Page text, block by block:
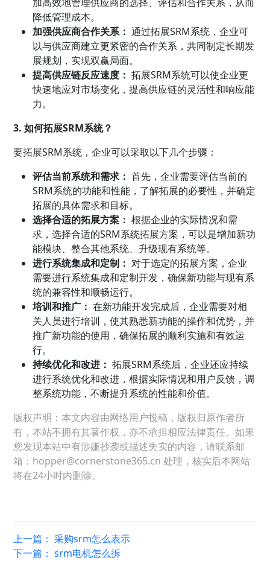
降低管理成本。
加强供应商合作关系： 通过拓展SRM系统，企业可
以与供应商建立更紧密的合作关系，共同制定长期发
展规划，实现双赢局面。
提高供应链反应速度： 拓展SRM系统可以使企业更
快速地应对市场变化，提高供应链的灵活性和响应能
力。
3. 如何拓展SRM系统？
要拓展SRM系统，企业可以采取以下几个步骤：
评估当前系统和需求： 首先，企业需要评估当前的
SRM系统的功能和性能，了解拓展的必要性，并确定
拓展的具体需求和目标。
选择合适的拓展方案： 根据企业的实际情况和需
求，选择合适的SRM系统拓展方案，可以是增加新功
能模块、整合其他系统、升级现有系统等。
进行系统集成和定制： 对于选定的拓展方案，企业
需要进行系统集成和定制开发，确保新功能与现有系
统的兼容性和顺畅运行。
培训和推广： 在新功能开发完成后，企业需要对相
关人员进行培训，使其熟悉新功能的操作和优势，并
推广新功能的使用，确保拓展的顺利实施和有效运
行。
持续优化和改进： 拓展SRM系统后，企业还应持续
进行系统优化和改进，根据实际情况和用户反馈，调
整系统功能，不断提升系统的性能和价值。
版权声明：本文内容由网络用户投稿，版权归原作者所
有，本站不拥有其著作权，亦不承担相应法律责任。如果
您发现本站中有涉嫌抄袭或描述失实的内容，请联系邮
箱：hopper@cornerstone365.cn 处理，核实后本网站
将在24小时内删除。
上一篇：采购srm怎么表示
下一篇：srm电机怎么拆